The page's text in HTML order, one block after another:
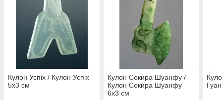
Кулон Успіх / Кулон Успіх
5x3 см
Кулон Сокира Шуанфу /
Кулон Сокира Шуанфу
6x3 см